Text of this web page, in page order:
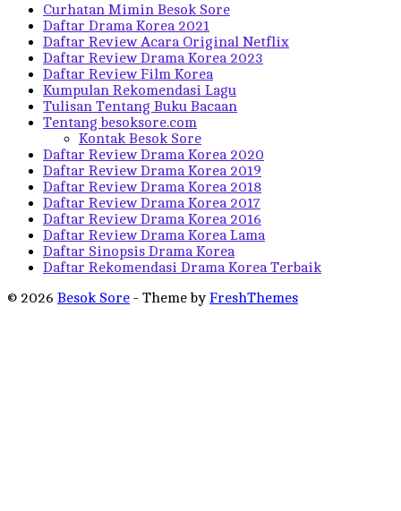
Curhatan Mimin Besok Sore
Daftar Drama Korea 2021
Daftar Review Acara Original Netflix
Daftar Review Drama Korea 2023
Daftar Review Film Korea
Kumpulan Rekomendasi Lagu
Tulisan Tentang Buku Bacaan
Tentang besoksore.com
Kontak Besok Sore
Daftar Review Drama Korea 2020
Daftar Review Drama Korea 2019
Daftar Review Drama Korea 2018
Daftar Review Drama Korea 2017
Daftar Review Drama Korea 2016
Daftar Review Drama Korea Lama
Daftar Sinopsis Drama Korea
Daftar Rekomendasi Drama Korea Terbaik
© 2026 Besok Sore - Theme byFreshThemes